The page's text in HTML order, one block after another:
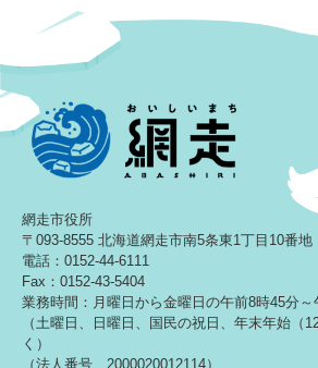
網走市役所
〒093-8555 北海道網走市南5条東1丁目10番地
電話：0152-44-6111
Fax：0152-43-5404
業務時間：月曜日から金曜日の午前8時45分
（土曜日、日曜日、国民の祝日、年末年始（
く）
（法人番号 2000020012114）